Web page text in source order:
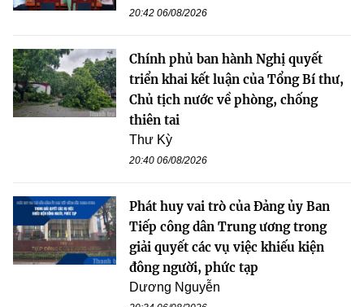
20:42 06/08/2026
Chính phủ ban hành Nghị quyết
triển khai kết luận của Tổng Bí thư,
Chủ tịch nước về phòng, chống
thiên tai
Thư Kỳ
20:40 06/08/2026
Phát huy vai trò của Đảng ủy Ban
Tiếp công dân Trung ương trong
giải quyết các vụ việc khiếu kiện
đông người, phức tạp
Dương Nguyễn